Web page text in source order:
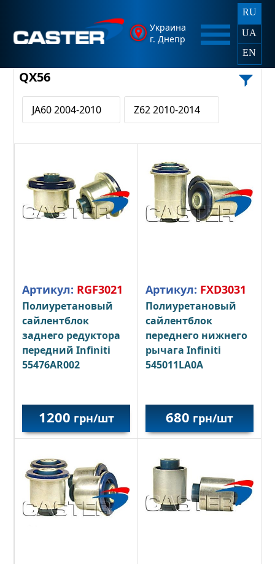
Украина
г. Днепр
RU
UA
EN
QX56
JA60 2004-2010 Z62 2010-2014
Артикул: RGF3021
Полиуретановый
сайлентблок
заднего редуктора
передний Infiniti
55476AR002
1200 грн/шт
Артикул: FXD3031
Полиуретановый
сайлентблок
переднего нижнего
рычага Infiniti
545011LA0A
680 грн/шт